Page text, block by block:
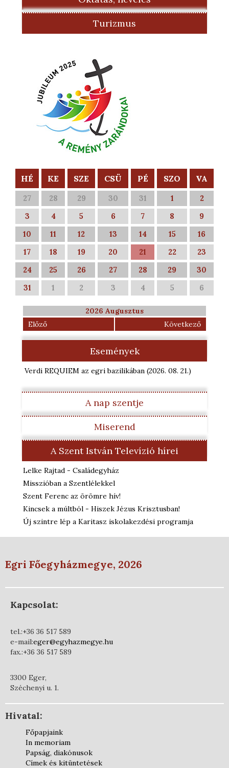
Turizmus
HÉ KE SZE CSÜ PÉ SZO VA
27 28 29 30 31 1
2
3
4 5 6 7 8
9
10
11 12 13 14 15
16
17
18 19 20 21 22
23
24
25 26 27 28 29
30
31
1 2 3 4 5 6
2026 Augusztus
Előző
Következő
Események
Verdi REQUIEM az egri bazilikában (2026. 08. 21.)
A nap szentje
Miserend
A Szent István Televízió hírei
Lelke Rajtad - Családegyház
Misszióban a Szentlélekkel
Szent Ferenc az örömre hív!
Kincsek a múltból - Hiszek Jézus Krisztusban!
Új szintre lép a Karitasz iskolakezdési programja
Egri Főegyházmegye, 2026
Kapcsolat:
tel.:+36 36 517 589
e-mail:eger@egyhazmegye.hu
fax.:+36 36 517 589
3300 Eger,
Széchenyi u. 1.
Hivatal:
Főpapjaink
In memoriam
Papság, diakónusok
Címek és kitüntetések